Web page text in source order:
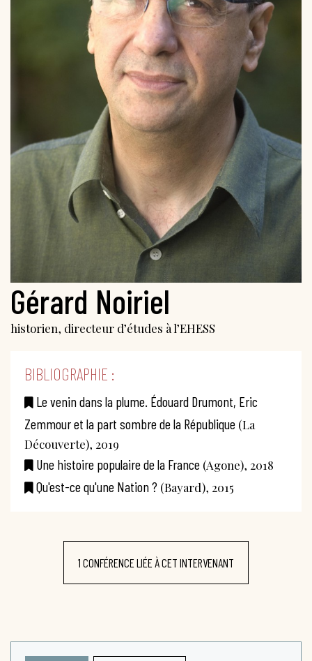
Gérard Noiriel
historien, directeur d’études à l’EHESS
BIBLIOGRAPHIE :
Le venin dans la plume. Édouard Drumont, Eric
Zemmour et la part sombre de la République (La
Découverte), 2019
Une histoire populaire de la France (Agone), 2018
Qu'est-ce qu'une Nation ? (Bayard), 2015
1 CONFÉRENCE LIÉE À CET INTERVENANT